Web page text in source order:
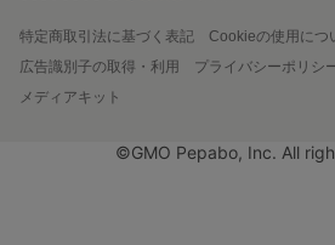
特定商取引法に基づく表記
Cookieの使用につ
広告識別子の取得・利用
プライバシーポリシ
メディアキット
©GMO Pepabo, Inc. All